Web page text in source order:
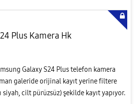
Plus Kamera Hk
Galaxy S24 Plus telefon kamera
galeride orijinal kayıt yerine filtere
cilt pürüzsüz) şekilde kayıt yapıyor.